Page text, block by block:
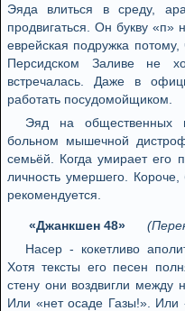
Эяда влиться в среду,
продвигаться. Он букву «п»
еврейская подружка
Персидском Заливе не
встречалась. Даже в
работать посудомойщиком.
Эяд на общественных
больном мышечной
семьёй. Когда умирает его
личность умершего.
рекомендуется.
«Джанкшен 48»
Насер - кокетливо
Хотя тексты его песен
стену они воздвигли между
Или «нет осаде Газы!». Или